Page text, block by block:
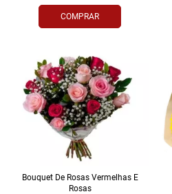
COMPRAR
Bouquet De Rosas Vermelhas E
Rosas